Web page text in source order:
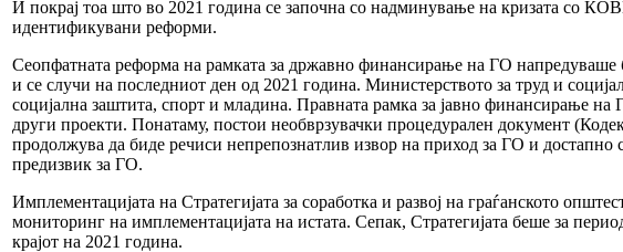
И покрај тоа што во 2021 година се започна со надминување на кризата со
идентификувани реформи.
Сеопфатната реформа на рамката за државно финансирање на ГО
и се случи на последниот ден од 2021 година. Министерството за труд и
социјална заштита, спорт и младина. Правната рамка за јавно финансирање
други проекти. Понатаму, постои необврзувачки процедурален документ
продолжува да биде речиси непрепознатлив извор на приход за ГО и
предизвик за ГО.
Имплементацијата на Стратегијата за соработка и развој на граѓанското
мониторинг на имплементацијата на истата. Сепак, Стратегијата беше за
крајот на 2021 година.